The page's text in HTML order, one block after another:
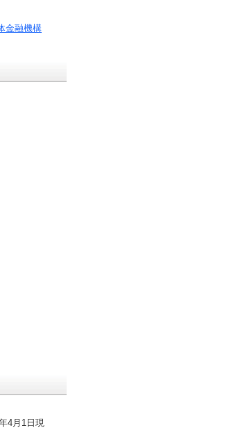
金融機構
4月1日現